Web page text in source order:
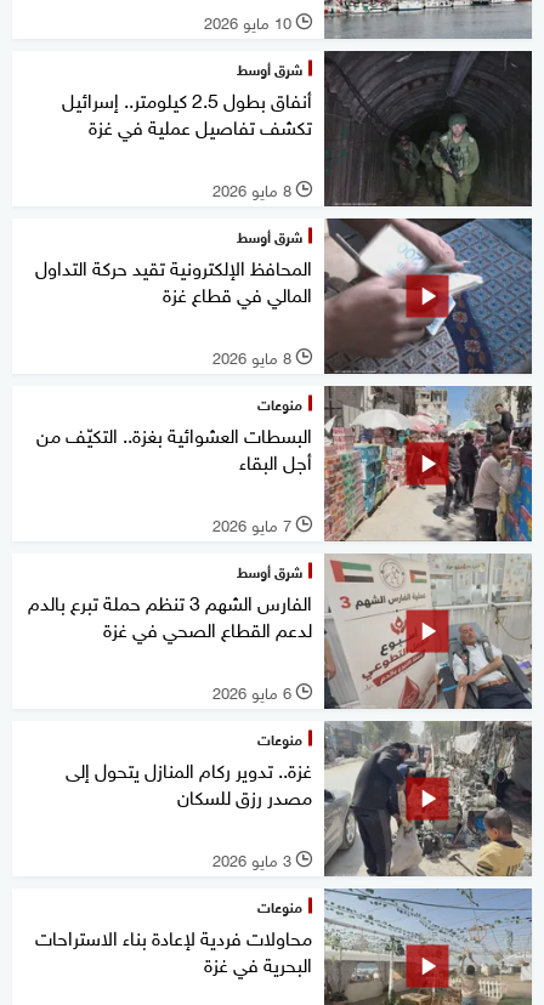
l 10 مايو 2026
شرق أوسط
أنفاق بطول 2.5 كيلومتر.. إسرائيل
تكشف تفاصيل عملية في غزة
l 8 مايو 2026
شرق أوسط
المحافظ الإلكترونية تقيد حركة التداول
المالي في قطاع غزة
l 8 مايو 2026
منوعات
البسطات العشوائية بغزة.. التكيّف من
أجل البقاء
l 7 مايو 2026
شرق أوسط
الفارس الشهم 3 تنظم حملة تبرع بالدم
لدعم القطاع الصحي في غزة
l 6 مايو 2026
منوعات
غزة.. تدوير ركام المنازل يتحول إلى
مصدر رزق للسكان
l 3 مايو 2026
منوعات
محاولات فردية لإعادة بناء الاستراحات
البحرية في غزة